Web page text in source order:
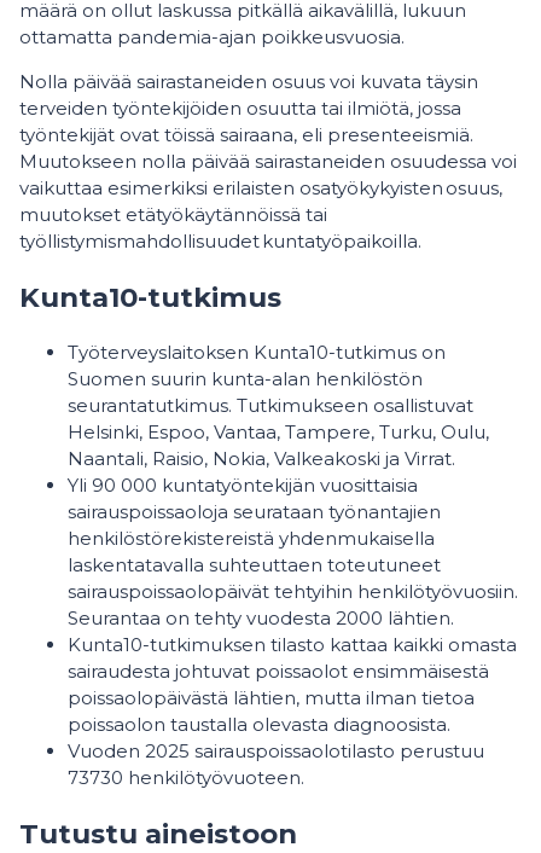
määrä on ollut laskussa pitkällä aikavälillä, lukuun
ottamatta pandemia-ajan poikkeusvuosia.
Nolla päivää sairastaneiden osuus voi kuvata täysin
terveiden työntekijöiden osuutta tai ilmiötä, jossa
työntekijät ovat töissä sairaana, eli presenteeismiä.
Muutokseen nolla päivää sairastaneiden osuudessa voi
vaikuttaa esimerkiksi erilaisten osatyökykyisten osuus,
muutokset etätyökäytännöissä tai
työllistymismahdollisuudet kuntatyöpaikoilla.
Kunta10-tutkimus
Työterveyslaitoksen Kunta10-tutkimus on
Suomen suurin kunta-alan henkilöstön
seurantatutkimus. Tutkimukseen osallistuvat
Helsinki, Espoo, Vantaa, Tampere, Turku, Oulu,
Naantali, Raisio, Nokia, Valkeakoski ja Virrat.
Yli 90 000 kuntatyöntekijän vuosittaisia
sairauspoissaoloja seurataan työnantajien
henkilöstörekistereistä yhdenmukaisella
laskentatavalla suhteuttaen toteutuneet
sairauspoissaolopäivät tehtyihin henkilötyövuosiin.
Seurantaa on tehty vuodesta 2000 lähtien.
Kunta10-tutkimuksen tilasto kattaa kaikki omasta
sairaudesta johtuvat poissaolot ensimmäisestä
poissaolopäivästä lähtien, mutta ilman tietoa
poissaolon taustalla olevasta diagnoosista.
Vuoden 2025 sairauspoissaolotilasto perustuu
73730 henkilötyövuoteen.
Tutustu aineistoon